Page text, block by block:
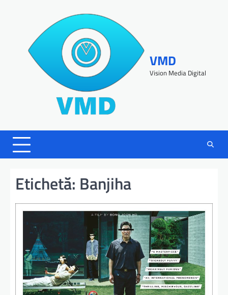
VMD
Vision Media Digital
Etichetă: Banjiha